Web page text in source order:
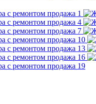
1
4
7
10
13
16
19